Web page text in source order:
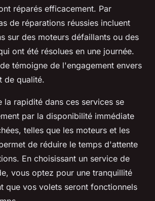
réparés efficacement. Par
de réparations réussies incluent
sur des moteurs défaillants ou des
ont été résolues en une journée.
témoigne de l'engagement envers
de qualité.
la rapidité dans ces services se
par la disponibilité immédiate
telles que les moteurs et les
de réduire le temps d'attente
En choisissant un service de
vous optez pour une tranquillité
que vos volets seront fonctionnels